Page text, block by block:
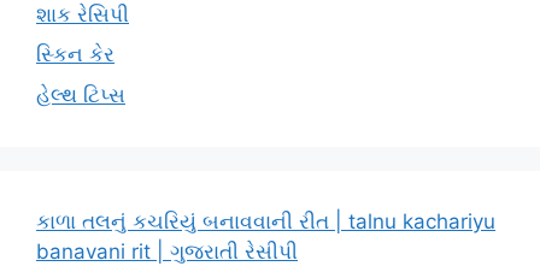
શાક રેસિપી
સ્કિન કેર
હેલ્થ ટિપ્સ
કાળા તલનું કચરિયું બનાવવાની રીત | talnu kachariyu
banavani rit | ગુજરાતી રેસીપી